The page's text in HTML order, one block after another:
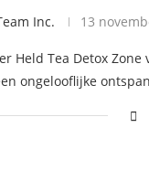
Inc. 13
Held Tea Detox
ongelooflijke